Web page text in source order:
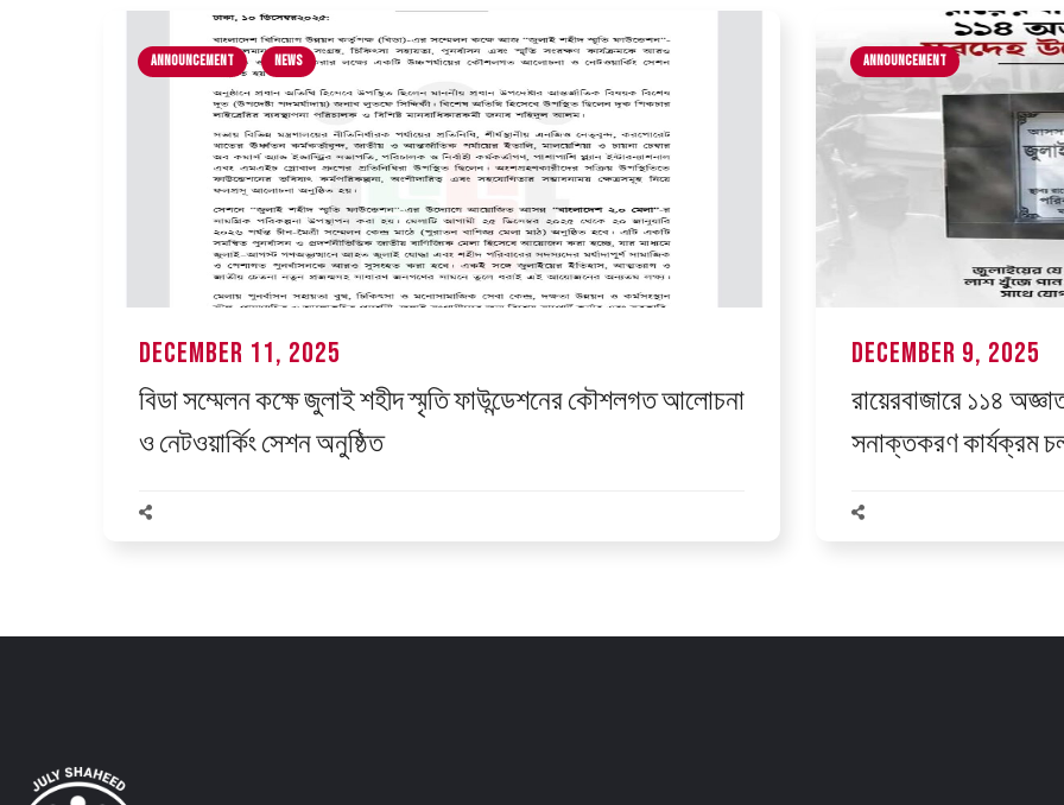
Announcement News
December 11, 2025
বিডা সম্মেলন কক্ষে জুলাই শহীদ স্মৃতি ফাউন্ডেশনের কৌশলগত আলোচনা
ও নেটওয়ার্কিং সেশন অনুষ্ঠিত
Announcement
December 9, 2025
রায়েরবাজারে ১১৪
সনাক্তকরণ কার্যক্রম